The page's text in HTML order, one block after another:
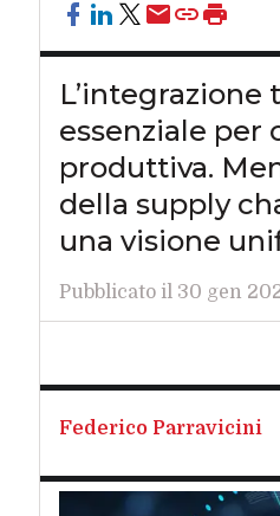
L’integrazione
essenziale per
produttiva.
della supply
una visione
Pubblicato il 30 gen
Federico Parravicini